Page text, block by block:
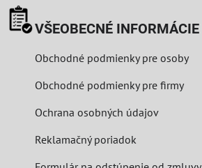
VŠEOBECNÉ INFORMÁCIE
Obchodné podmienky pre osoby
Obchodné podmienky pre firmy
Ochrana osobných údajov
Reklamačný poriadok